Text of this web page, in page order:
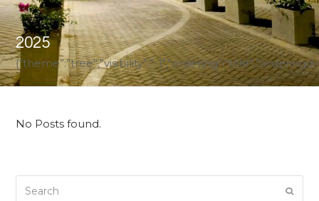
2025
{“theme”:”tree”,”visibility”:”-
No Posts found.